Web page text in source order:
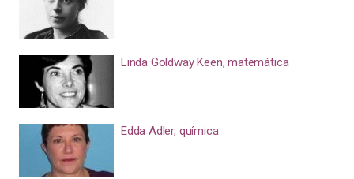
Linda Goldway Keen, matemática
Edda Adler, química